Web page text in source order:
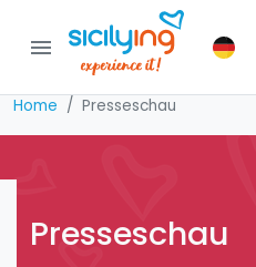
menu
Home Presseschau
Presseschau